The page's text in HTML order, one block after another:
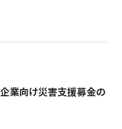
業向け災害支援募金の